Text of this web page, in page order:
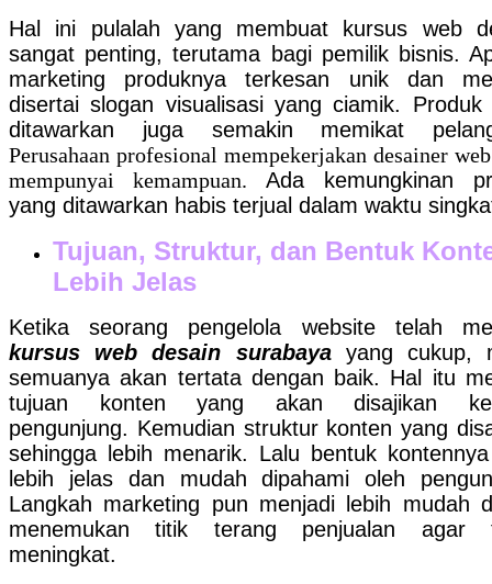
Hal ini pulalah yang membuat kursus web
sangat penting, terutama bagi pemilik bisnis.
marketing produknya terkesan unik dan
disertai slogan visualisasi yang ciamik. Produk
ditawarkan juga semakin memikat
Perusahaan profesional mempekerjakan desainer
mempunyai kemampuan. Ada kemungkinan
yang ditawarkan habis terjual dalam waktu
Tujuan, Struktur, dan Bentuk
Lebih Jelas
Ketika seorang pengelola website telah
kursus web desain surabayayang cukup,
semuanya akan tertata dengan baik. Hal itu
tujuan konten yang akan disajikan
pengunjung. Kemudian struktur konten yang
sehingga lebih menarik. Lalu bentuk
lebih jelas dan mudah dipahami oleh
Langkah marketing pun menjadi lebih mudah
menemukan titik terang penjualan agar
meningkat.